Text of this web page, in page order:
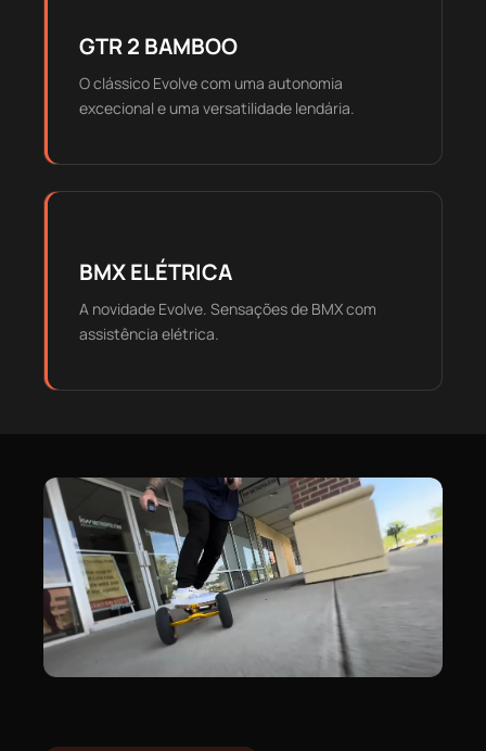
GTR 2 BAMBOO
O clássico Evolve com uma autonomia
excecional e uma versatilidade lendária.
BMX ELÉTRICA
A novidade Evolve. Sensações de BMX com
assistência elétrica.